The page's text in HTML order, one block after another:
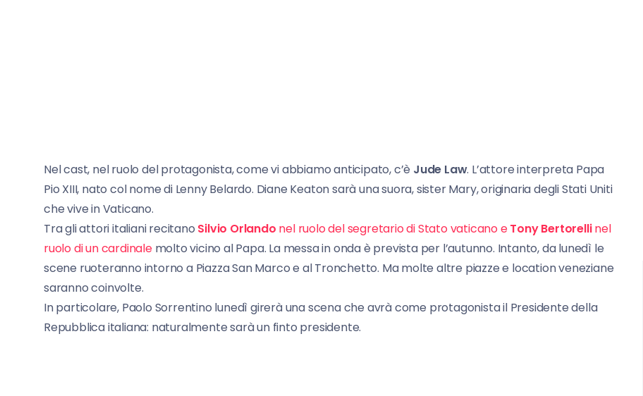
Nel cast, nel ruolo del protagonista, come vi abbiamo anticipato, c’è Jude Law. L’attore interpreta Papa
Pio XIII, nato col nome di Lenny Belardo. Diane Keaton sarà una suora, sister Mary, originaria degli Stati Uniti
che vive in Vaticano.
Tra gli attori italiani recitano Silvio Orlando nel ruolo del segretario di Stato vaticano eTony Bertorellinel
ruolo di un cardinale molto vicino al Papa. La messa in onda è prevista per l’autunno. Intanto, da lunedì le
scene ruoteranno intorno a Piazza San Marco e al Tronchetto. Ma molte altre piazze e location veneziane
saranno coinvolte.
In particolare, Paolo Sorrentino lunedì girerà una scena che avrà come protagonista il Presidente della
Repubblica italiana: naturalmente sarà un finto presidente.